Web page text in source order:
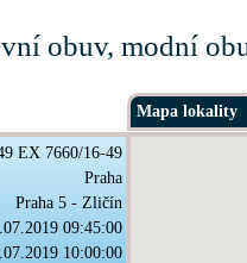
obuv, modní
Mapa lokality
EX 7660/16-49
Praha
Praha 5 - Zličín
09:45:00
10:00:00